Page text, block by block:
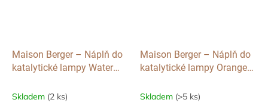
Maison Berger – Náplň do
katalytické lampy Water
Skladem (2 ks)
Maison Berger – Náplň do
katalytické lampy Orange
Skladem (>5 ks)